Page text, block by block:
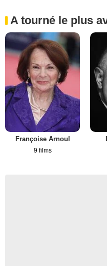
A tourné le plus
Françoise Arnoul
9 films